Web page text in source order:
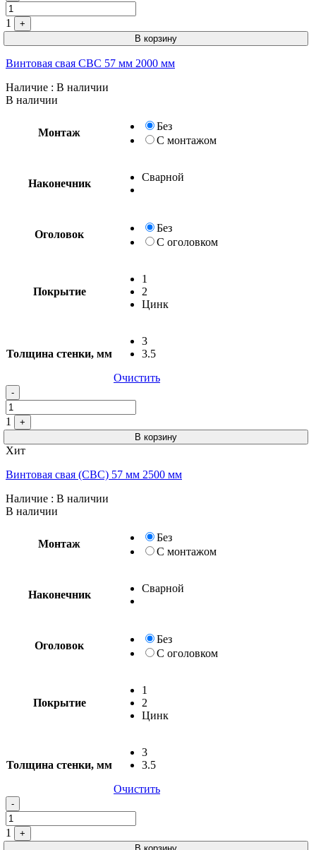
1
+
В корзину
Винтовая свая СВС 57 мм 2000 мм
Наличие : В наличии
В наличии
Монтаж
Без
С монтажом
Наконечник
Сварной
Оголовок
Без
С оголовком
Покрытие
1
2
Цинк
Толщина стенки, мм
3
3.5
Очистить
-
1
+
В корзину
Хит
Винтовая свая (СВС) 57 мм 2500 мм
Наличие : В наличии
В наличии
Монтаж
Без
С монтажом
Наконечник
Сварной
Оголовок
Без
С оголовком
Покрытие
1
2
Цинк
Толщина стенки, мм
3
3.5
Очистить
-
1
+